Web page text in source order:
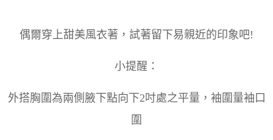
偶爾穿上甜美風衣著，試著留下易親近的印象吧!
小提醒：
外搭胸圍為兩側腋下點向下2吋處之平量，袖圍量袖口
圍